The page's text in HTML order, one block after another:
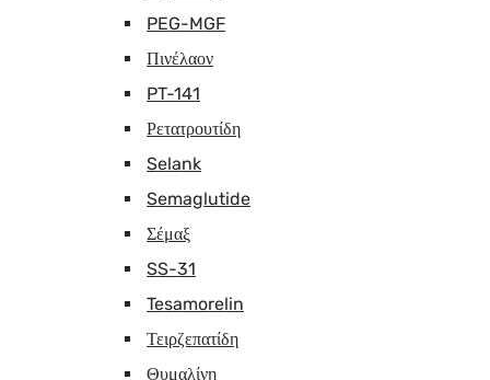
PEG-MGF
Πινέλαον
PT-141
Ρετατρουτίδη
Selank
Semaglutide
Σέμαξ
SS-31
Tesamorelin
Τειρζεπατίδη
Θυμαλίνη